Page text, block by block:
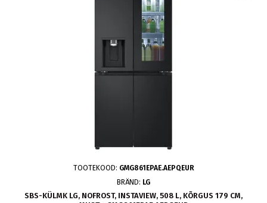
TOOTEKOOD: GMG861EPAE.AEPQEUR
BRÄND: LG
SBS-KÜLMK LG, NOFROST, INSTAVIEW, 508 L, KÕRGUS 179 CM,